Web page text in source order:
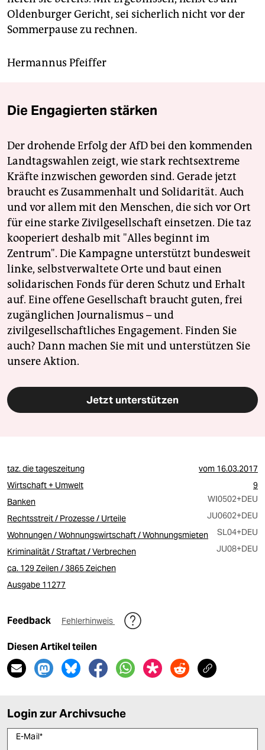
Oldenburger Gericht, sei sicherlich nicht vor der
Sommerpause zu rechnen.
Hermannus Pfeiffer
Die Engagierten stärken
Der drohende Erfolg der AfD bei den kommenden
Landtagswahlen zeigt, wie stark rechtsextreme
Kräfte inzwischen geworden sind. Gerade jetzt
braucht es Zusammenhalt und Solidarität. Auch
und vor allem mit den Menschen, die sich vor Ort
für eine starke Zivilgesellschaft einsetzen. Die taz
kooperiert deshalb mit "Alles beginnt im
Zentrum". Die Kampagne unterstützt bundesweit
linke, selbstverwaltete Orte und baut einen
solidarischen Fonds für deren Schutz und Erhalt
auf. Eine offene Gesellschaft braucht guten, frei
zugänglichen Journalismus – und
zivilgesellschaftliches Engagement. Finden Sie
auch? Dann machen Sie mit und unterstützen Sie
unsere Aktion.
Jetzt unterstützen
taz. die tageszeitung vom 16.03.2017
Wirtschaft + Umwelt
9
Banken
WI0502+DEU
Rechtsstreit / Prozesse / Urteile
JU0602+DEU
Wohnungen / Wohnungswirtschaft / Wohnungsmieten
SL04+DEU
Kriminalität / Straftat / Verbrechen
JU08+DEU
ca. 129 Zeilen / 3865 Zeichen
Ausgabe 11277
Feedback Fehlerhinweis
Diesen Artikel teilen
Login zur Archivsuche
E-Mail*